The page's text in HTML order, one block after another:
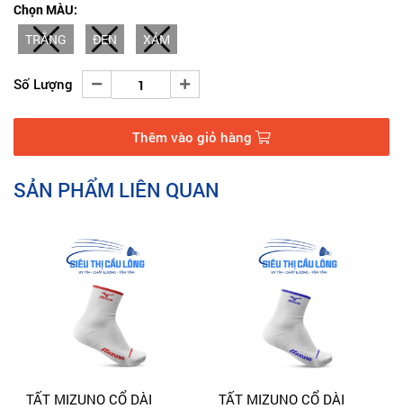
Chọn MÀU:
TRẮNG
ĐEN XÁM
Số Lượng
Thêm vào giỏ hàng
SẢN PHẨM LIÊN QUAN
TẤT MIZUNO CỔ DÀI
TẤT MIZUNO CỔ NGẮN